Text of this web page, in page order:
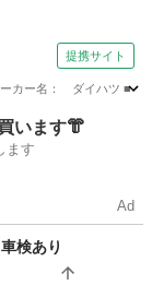
提携サイト
カー名： ダイハツ ■
います👘
ます
Ad
検あり